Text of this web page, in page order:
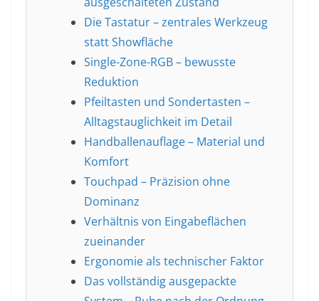
Die Tastatur – zentrales Werkzeug
statt Showfläche
Single-Zone-RGB – bewusste
Reduktion
Pfeiltasten und Sondertasten –
Alltagstauglichkeit im Detail
Handballenauflage – Material und
Komfort
Touchpad – Präzision ohne
Dominanz
Verhältnis von Eingabeflächen
zueinander
Ergonomie als technischer Faktor
Das vollständig ausgepackte